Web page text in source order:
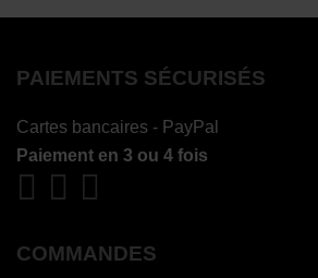
PAIEMENTS SÉCURISÉS
Cartes bancaires - PayPal
Paiement en 3 ou 4 fois
COMMANDES